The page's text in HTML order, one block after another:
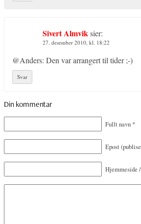
Sivert Almviksier:
27. desember 2010, kl. 18:22
@Anders: Den var arrangert til tider ;-)
Svar
Din kommentar
Fullt navn *
Epost
Hjemmeside